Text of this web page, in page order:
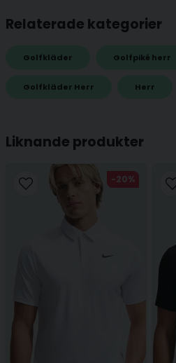
Liknande produkter
-20%
Fråga oss något om denna
name
Namn
email
Mejladress
Ja, ni får publicera min
Skicka
Relaterade kategorier
Golfkläder Golfpiké herr
Golfkläder Herr Herr